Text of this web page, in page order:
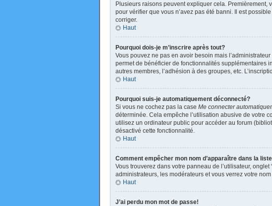
Plusieurs raisons peuvent expliquer cela. Premièrement,
pour vérifier que vous n’avez pas été banni. Il est
corriger.
Haut
Pourquoi dois-je m’inscrire après tout?
Vous pouvez ne pas en avoir besoin mais
permet de bénéficier de fonctionnalités supplémentaires
autres membres, l’adhésion à des groupes, etc.
Haut
Pourquoi suis-je automatiquement déconnecté?
Si vous ne cochez pas la case Me connecter
déterminée. Cela empêche l’utilisation abusive de votre
utilisez un ordinateur public pour accéder au forum
désactivé cette fonctionnalité.
Haut
Comment empêcher mon nom d’apparaître dans la
Vous trouverez dans votre panneau de l’utilisateur, onglet
administrateurs, les modérateurs et vous verrez votre
Haut
J’ai perdu mon mot de passe!